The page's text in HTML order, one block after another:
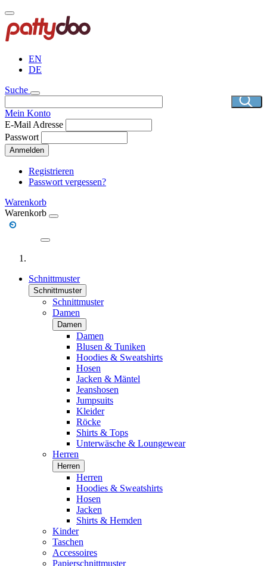
Direkt
zum
Inhalt
EN
DE
Suche
Mein Konto
E-Mail Adresse
Passwort
Anmelden
Registrieren
Passwort vergessen?
Warenkorb
Warenkorb
Schnittmuster
Schnittmuster
Schnittmuster
Damen
Damen
Damen
Blusen & Tuniken
Hoodies & Sweatshirts
Hosen
Jacken & Mäntel
Jeanshosen
Jumpsuits
Kleider
Röcke
Shirts & Tops
Unterwäsche & Loungewear
Herren
Herren
Herren
Hoodies & Sweatshirts
Hosen
Jacken
Shirts & Hemden
Kinder
Taschen
Accessoires
Papierschnittmuster